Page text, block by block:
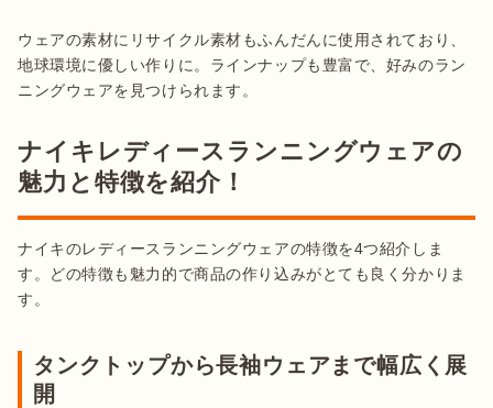
ウェアの素材にリサイクル素材もふんだんに使用されており、
地球環境に優しい作りに。ラインナップも豊富で、好みのラン
ニングウェアを見つけられます。
ナイキレディースランニングウェアの
魅力と特徴を紹介！
ナイキのレディースランニングウェアの特徴を4つ紹介しま
す。どの特徴も魅力的で商品の作り込みがとても良く分かりま
す。
タンクトップから長袖ウェアまで幅広く展
開